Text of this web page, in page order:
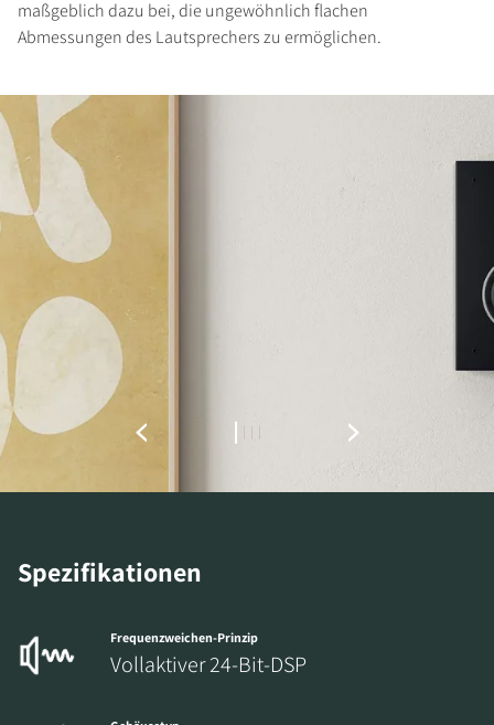
maßgeblich dazu bei, die ungewöhnlich flachen
Abmessungen des Lautsprechers zu ermöglichen.
Spezifikationen
Frequenzweichen-Prinzip
Vollaktiver 24-Bit-DSP
FÜR DOWNLOAD
REGISTRIEREN
Füllen Sie das Formular aus, um sofortigen